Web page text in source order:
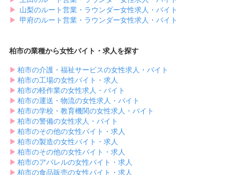
▶︎ 山梨のルート営業・ラウンダー女性求人・バイト
▶︎ 甲府のルート営業・ラウンダー女性求人・バイト
柏市の業種から女性バイト・求人を探す
▶︎ 柏市の介護・福祉サービスの女性求人・バイト
▶︎ 柏市の工場の女性バイト・求人
▶︎ 柏市の軽作業の女性求人・バイト
▶︎ 柏市の運送・物流の女性求人・バイト
▶︎ 柏市の学校・教育機関の女性求人・バイト
▶︎ 柏市の警備の女性求人・バイト
▶︎ 柏市のその他の女性バイト・求人
▶︎ 柏市の製造の女性バイト・求人
▶︎ 柏市のその他の女性バイト・求人
▶︎ 柏市のアパレルの女性バイト・求人
▶︎ 柏市の食品販売の女性バイト・求人